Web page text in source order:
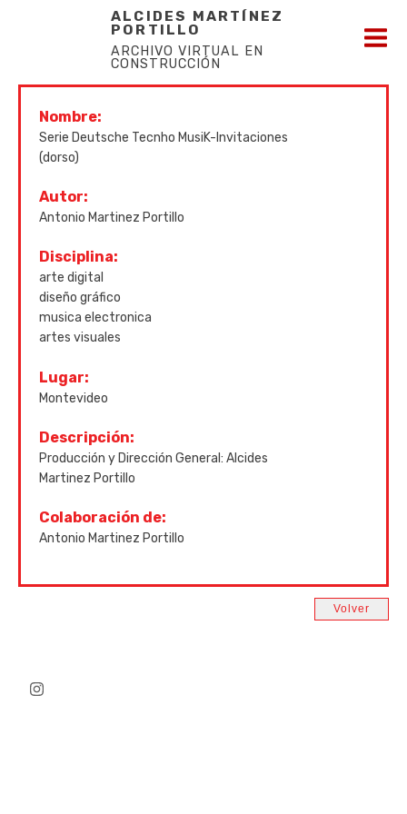
ALCIDES MARTÍNEZ
PORTILLO
ARCHIVO VIRTUAL EN
CONSTRUCCIÓN
Nombre:
Serie Deutsche Tecnho MusiK-Invitaciones
(dorso)
Autor:
Antonio Martinez Portillo
Disciplina:
arte digital
diseño gráfico
musica electronica
artes visuales
Lugar:
Montevideo
Descripción:
Producción y Dirección General: Alcides
Martinez Portillo
Colaboración de:
Antonio Martinez Portillo
Volver